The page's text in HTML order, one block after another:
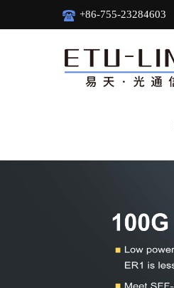
+86-755-23284603